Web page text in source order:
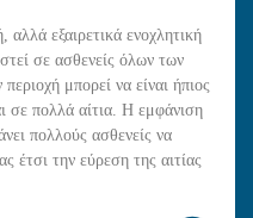
εξαιρετικά ενοχλητική
σε ασθενείς όλων των
μπορεί να είναι ήπιος
σε πολλά αίτια. Η εμφάνιση
πολλούς ασθενείς να
έτσι την εύρεση της αιτίας